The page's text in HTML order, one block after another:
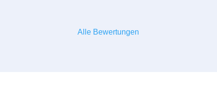
Alle Bewertungen